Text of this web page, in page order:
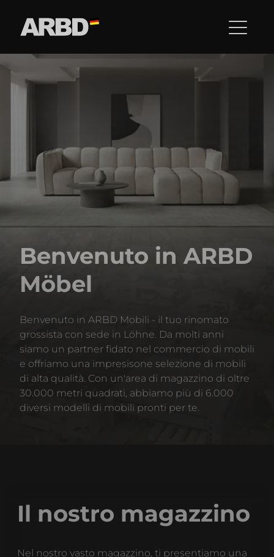
Benvenuto in ARBD
Möbel
Benvenuto in ARBD Mobili - il tuo rinomato
grossista con sede in Löhne. Da molti anni
siamo un partner fidato nel commercio di mobili
e offriamo una impresisone selezione di mobili
di alta qualità. Con un'area di magazzino di oltre
30.000 metri quadrati, abbiamo più di 6.000
diversi modelli di mobili pronti per te.
Il nostro magazzino
Nel nostro vasto magazzino, ti presentiamo una